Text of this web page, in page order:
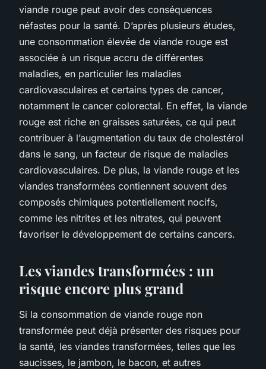
viande rouge peut avoir des conséquences
néfastes pour la santé. D’après plusieurs études,
une consommation élevée de viande rouge est
associée à un risque accru de différentes
maladies, en particulier les maladies
cardiovasculaires et certains types de cancer,
notamment le cancer colorectal. En effet, la viande
rouge est riche en graisses saturées, ce qui peut
contribuer à l’augmentation du taux de cholestérol
dans le sang, un facteur de risque de maladies
cardiovasculaires. De plus, la viande rouge et les
viandes transformées contiennent souvent des
composés chimiques potentiellement nocifs,
comme les nitrites et les nitrates, qui peuvent
favoriser le développement de certains cancers.
Les viandes transformées : un
risque encore plus grand
Si la consommation de viande rouge non
transformée peut déjà présenter des risques pour
la santé, les viandes transformées, telles que les
saucisses, le jambon, le bacon, et autres